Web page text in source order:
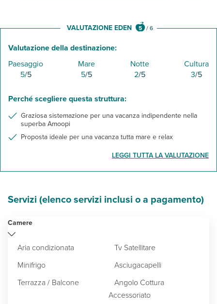
VALUTAZIONE EDEN 5 /6
Valutazione della destinazione:
Paesaggio
5/5
Mare
5/5
Notte
2/5
Cultura
3/5
Perché scegliere questa struttura:
Graziosa sistemazione per una vacanza indipendente nella
superba Amoopi
Proposta ideale per una vacanza tutta mare e relax
LEGGI TUTTA LA VALUTAZIONE
Servizi (elenco servizi inclusi o a pagamento)
Camere
Aria condizionata
Tv Satellitare
Minifrigo
Asciugacapelli
Terrazza / Balcone
Angolo Cottura
Accessoriato